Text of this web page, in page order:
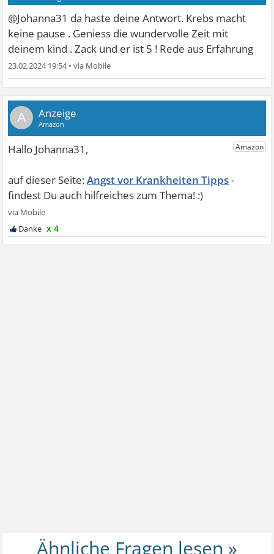
@Johanna31 da haste deine Antwort. Krebs macht
keine pause . Geniess die wundervolle Zeit mit
deinem kind . Zack und er ist 5 ! Rede aus Erfahrung
23.02.2024 19:54•
A
Angst vor Krankheiten Tipps
x 4